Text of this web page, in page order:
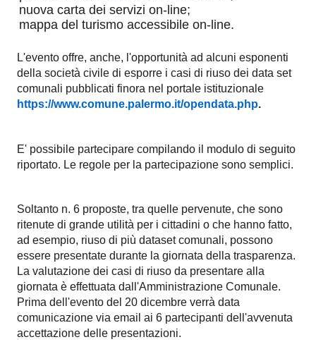
Guida
Open
Data
nuova carta dei servizi on-line;
mappa del turismo accessibile on-line.
L'evento offre, anche, l'opportunità ad alcuni esponenti
della società civile di esporre i casi di riuso dei data set
comunali pubblicati finora nel portale istituzionale
https://www.comune.palermo.it/opendata.php.
E' possibile partecipare compilando il modulo di seguito
riportato. Le regole per la partecipazione sono semplici.
Soltanto n. 6 proposte, tra quelle pervenute, che sono
ritenute di grande utilità per i cittadini o che hanno fatto,
ad esempio, riuso di più dataset comunali, possono
essere presentate durante la giornata della trasparenza.
La valutazione dei casi di riuso da presentare alla
giornata è effettuata dall'Amministrazione Comunale.
Prima dell'evento del 20 dicembre verrà data
comunicazione via email ai 6 partecipanti dell'avvenuta
accettazione delle presentazioni.